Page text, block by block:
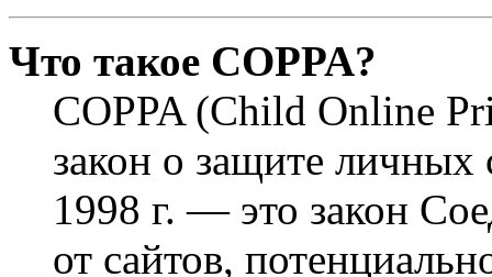
Что такое COPPA?
COPPA (Child Online
закон о защите личных
1998 г. — это закон
от сайтов,